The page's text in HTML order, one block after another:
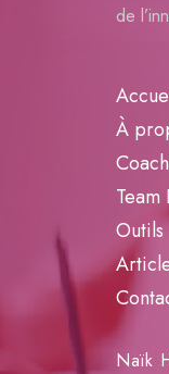
de
À
Team
Outils
Naïk